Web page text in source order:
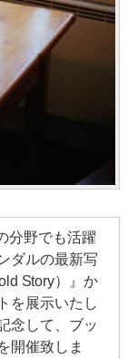
分野でも活躍
ダルの最新写
Story）』か
を展示いたし
念して、ブッ
開催致しま